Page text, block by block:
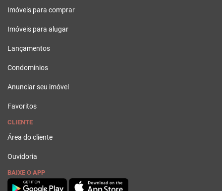
Imóveis para comprar
Imóveis para alugar
Lançamentos
Condomínios
Anunciar seu imóvel
Favoritos
CLIENTE
Área do cliente
Ouvidoria
BAIXE O APP